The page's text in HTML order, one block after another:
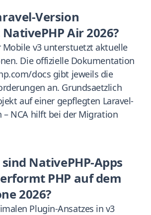
Version
Air 2026?
Mobile v3 unterstuetzt aktuelle
Die offizielle Dokumentation
docs gibt jeweils die
an. Grundsaetzlich
auf einer gepflegten Laravel-
– NCA hilft bei der Migration
NativePHP-Apps
PHP auf dem
2026?
Plugin-Ansatzes in v3